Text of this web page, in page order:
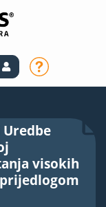
visokih